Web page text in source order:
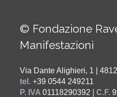
© Fondazione
Manifestazioni
Via Dante Alighieri, 1 |
tel. +39 0544 249211
P. IVA 01118290392 | C.F.